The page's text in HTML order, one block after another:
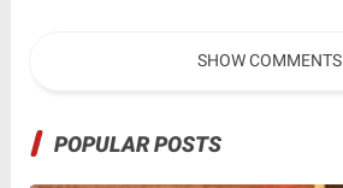
Lewat Sparing Sepak BolaSHOW COMMENTS
POPULAR POSTS